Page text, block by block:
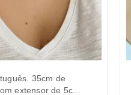
extensor de 5c...